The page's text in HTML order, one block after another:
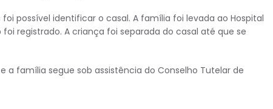
possível identificar o casal. A família foi levada ao Hospital
registrado. A criança foi separada do casal até que se
família segue sob assistência do Conselho Tutelar de